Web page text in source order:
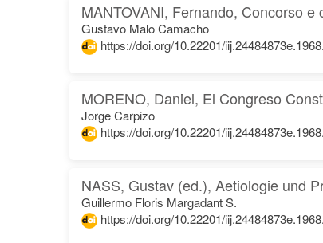
MANTOVANI, Fernando, Concorso
Gustavo Malo Camacho
https://doi.org/10.22201/
MORENO, Daniel, El Congreso
Jorge Carpizo
https://doi.org/10.22201/
NASS, Gustav (ed.), Aetiologie und
Guillermo Floris Margadant S.
https://doi.org/10.22201/